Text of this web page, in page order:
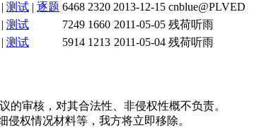
| 测试 | 逐题 6468 2320 2013-12-15 cnblue@PLVED
| 测试 7249 1660 2011-05-05 残荷听雨
| 测试 5914 1213 2011-05-04 残荷听雨
审核，对其合法性、非侵权性概不负责。
侵权情况材料等，我方将立即移除。